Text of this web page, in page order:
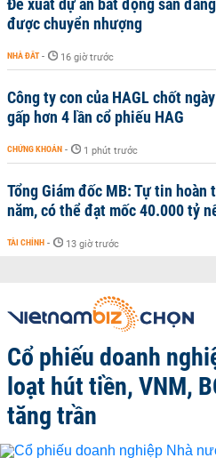
Đề xuất dự án bất động sản
được chuyển nhượng
NHÀ ĐẤT - 16 giờ trước
Công ty con của HAGL chốt
gấp hơn 4 lần cổ phiếu HAG
CHỨNG KHOÁN - 1 phút trước
Tổng Giám đốc MB: Tự tin hoàn
năm, có thể đạt mốc 40.000 tỷ
TÀI CHÍNH - 13 giờ trước
Cổ phiếu doanh
loạt hút tiền, VNM,
tăng trần